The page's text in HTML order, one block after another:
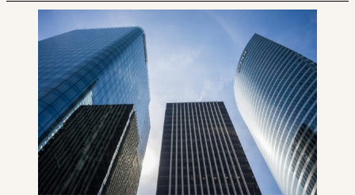
Klima
Datensätze
Paper der Woche
Projekte
Kürzungslandkarte
Erbschaftssteuer-Rechner